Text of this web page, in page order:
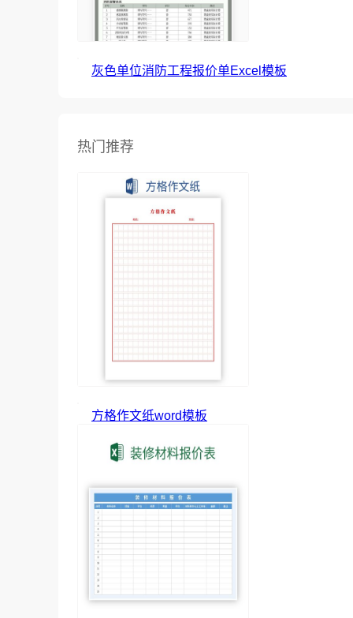
灰色单位消防工程报价单Excel模板
热门推荐
方格作文纸word模板